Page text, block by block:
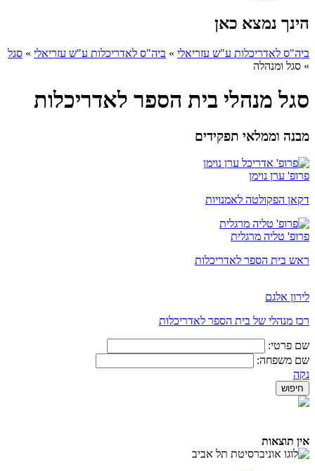
הינך נמצא כאן
ביה"ס לאדריכלות ע"ש עזריאלי » ביה"ס לאדריכלות ע"ש עזריאלי » סגל
» סגל ומנהלה
סגל מנהלי בית הספר לאדריכלות
מבנה וממלאי תפקידים
פרופ' ערן נוימן
דקאן הפקולטה לאמנויות
פרופ' טליה מרגלית
ראש בית הספר לאדריכלות
לירון אלגם
רכז מנהלי של בית הספר לאדריכלות
שם פרטי:
שם משפחה:
נקה
אין תוצאות